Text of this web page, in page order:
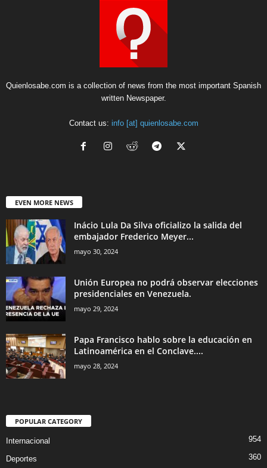
Quienlosabe.com is a collection of news from the most important Spanish
written Newspaper.
Contact us: info [at] quienlosabe.com
EVEN MORE NEWS
Inácio Lula Da Silva oficializo la salida del
embajador Frederico Meyer...
mayo 30, 2024
Unión Europea no podrá observar elecciones
presidenciales en Venezuela.
mayo 29, 2024
Papa Francisco hablo sobre la educación en
Latinoamérica en el Conclave....
mayo 28, 2024
POPULAR CATEGORY
Internacional 954
Deportes 360